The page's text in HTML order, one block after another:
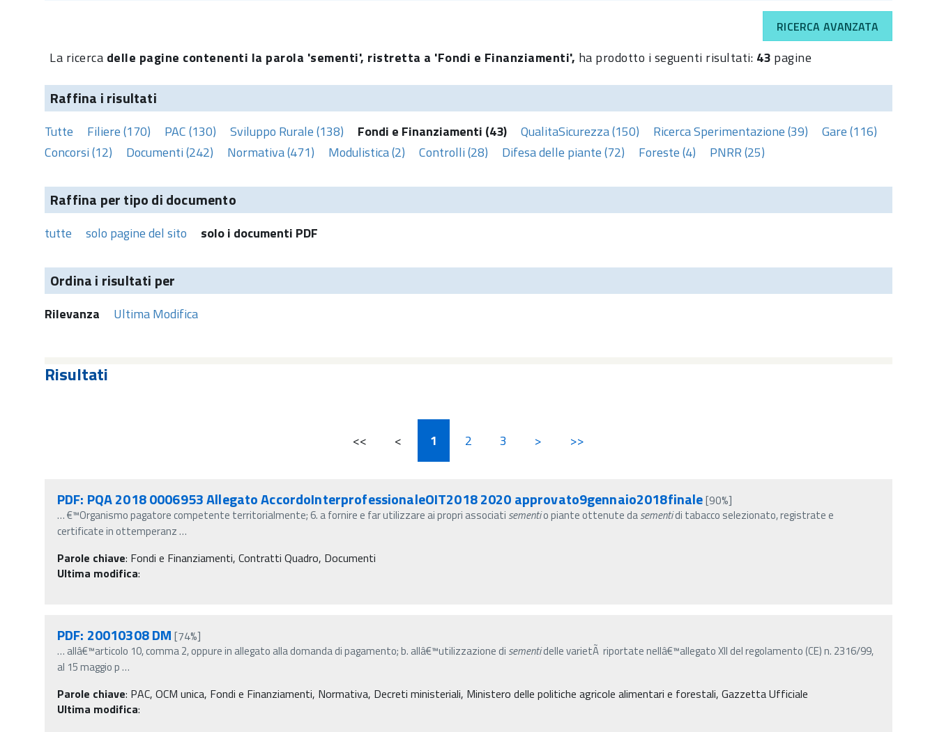
RICERCA AVANZATA
La ricerca delle pagine contenenti la parola 'sementi', ristretta a 'Fondi e Finanziamenti', ha prodotto i seguenti risultati: 43 pagine
Raffina i risultati
Tutte Filiere (170) PAC (130) Sviluppo Rurale (138) Fondi e Finanziamenti (43) QualitaSicurezza (150) Ricerca Sperimentazione (39)
Gare (116)
Concorsi (12)
Documenti (242) Normativa (471) Modulistica (2) Controlli (28) Difesa delle piante (72) Foreste (4) PNRR (25)
Raffina per tipo di documento
tutte solo pagine del sito solo i documenti PDF
Ordina i risultati per
Rilevanza Ultima Modifica
Risultati
<< < 1 2 3 > >>
PDF: PQA 2018 0006953 Allegato AccordoInterprofessionaleOIT2018 2020 approvato9gennaio2018finale[90%]
…€™Organismo pagatore competente territorialmente; 6. a fornire e far utilizzare ai propri associati sementio piante ottenute dasementidi tabacco selezionato, registrate e
certificate in ottemperanz…
Parole chiave: Fondi e Finanziamenti, Contratti Quadro, Documenti
Ultima modifica:
PDF: 20010308 DM [74%]
… allâ€™articolo 10, comma 2, oppure in allegato alla domanda di pagamento; b. allâ€™utilizzazione di sementidelle varietÃ riportate nellâ€™allegato XII del regolamento (CE) n. 2316/99,
al 15 maggio p…
Parole chiave: PAC, OCM unica, Fondi e Finanziamenti, Normativa, Decreti ministeriali, Ministero delle politiche agricole alimentari e forestali, Gazzetta Ufficiale
Ultima modifica: